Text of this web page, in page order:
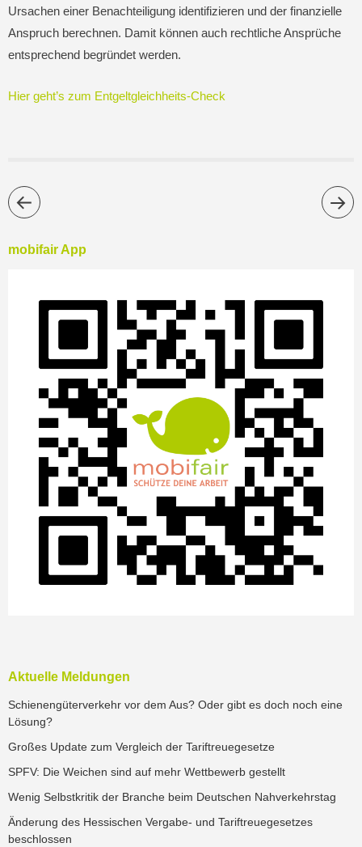
Ursachen einer Benachteiligung identifizieren und der finanzielle
Anspruch berechnen. Damit können auch rechtliche Ansprüche
entsprechend begründet werden.
Hier geht’s zum Entgeltgleichheits-Check
mobifair App
Aktuelle Meldungen
Schienengüterverkehr vor dem Aus? Oder gibt es doch noch eine
Lösung?
Großes Update zum Vergleich der Tariftreuegesetze
SPFV: Die Weichen sind auf mehr Wettbewerb gestellt
Wenig Selbstkritik der Branche beim Deutschen Nahverkehrstag
Änderung des Hessischen Vergabe- und Tariftreuegesetzes
beschlossen